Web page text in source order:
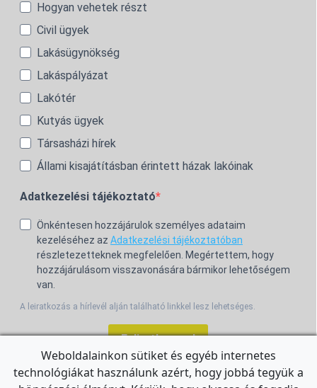
Hogyan vehetek részt
Civil ügyek
Lakásügynökség
Lakáspályázat
Lakótér
Kutyás ügyek
Társasházi hírek
Állami kisajátításban érintett házak lakóinak
Adatkezelési tájékoztató
Önkéntesen hozzájárulok személyes adataim
kezeléséhez az Adatkezelési tájékoztatóban
részletezetteknek megfelelően. Megértettem, hogy
hozzájárulásom visszavonására bármikor lehetőségem
van.
A leiratkozás a hírlevél alján található linkkel lesz lehetséges.
Feliratkozom!
Weboldalainkon sütiket és egyéb internetes
technológiákat használunk azért, hogy jobbá tegyük a